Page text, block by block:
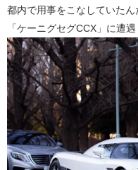
都内で用事をこなしていた
「ケーニグセグCCX」に遭